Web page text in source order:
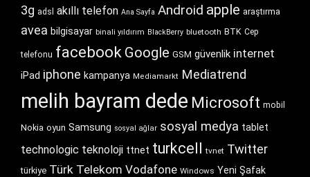
3g adsl akıllı telefon Ana Sayfa Android apple araştırma
avea bilgisayar binali yıldırım BlackBerry bluetooth BTK Cep
telefonu facebook Google GSM güvenlik internet
iPad iphone kampanya Mediamarkt Mediatrend
melih bayram dede Microsoft mobil
Nokia oyun Samsung sosyal ağlar sosyal medya tablet
technologic teknoloji ttnet turkcell tvnet Twitter
türkiye Türk Telekom Vodafone Windows Yeni Şafak